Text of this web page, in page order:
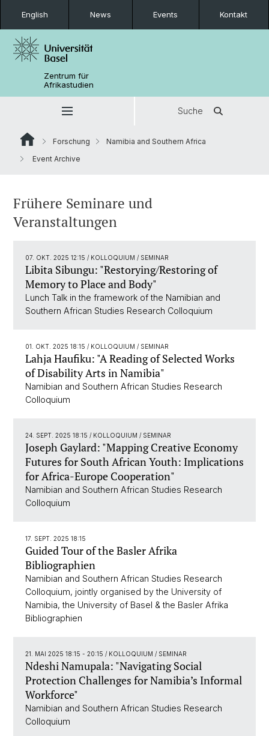
English News Events Kontakt
Zentrum für
Afrikastudien
Suche
Forschung
Namibia and Southern Africa
Event Archive
Frühere Seminare und
Veranstaltungen
07. OKT. 2025 12:15 / KOLLOQUIUM / SEMINAR
Libita Sibungu: "Restorying/Restoring of
Memory to Place and Body"
Lunch Talk in the framework of the Namibian and
Southern African Studies Research Colloquium
01. OKT. 2025 18:15 / KOLLOQUIUM / SEMINAR
Lahja Haufiku: "A Reading of Selected Works
of Disability Arts in Namibia"
Namibian and Southern African Studies Research
Colloquium
24. SEPT. 2025 18:15 / KOLLOQUIUM / SEMINAR
Joseph Gaylard: "Mapping Creative Economy
Futures for South African Youth: Implications
for Africa-Europe Cooperation"
Namibian and Southern African Studies Research
Colloquium
17. SEPT. 2025 18:15
Guided Tour of the Basler Afrika
Bibliographien
Namibian and Southern African Studies Research
Colloquium, jointly organised by the University of
Namibia, the University of Basel & the Basler Afrika
Bibliographien
21. MAI 2025 18:15 - 20:15 / KOLLOQUIUM / SEMINAR
Ndeshi Namupala: "Navigating Social
Protection Challenges for Namibia’s Informal
Workforce"
Namibian and Southern African Studies Research
Colloquium